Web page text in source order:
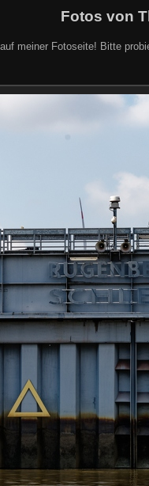
Fotos von
meiner Fotoseite! Bitte